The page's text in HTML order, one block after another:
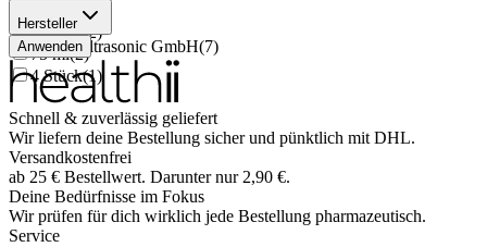
( 2)
2 Stück(2)
75 ml(2)
4 Stück(1)
Hersteller
Emmi Ultrasonic GmbH(7)
Anwenden
Schnell & zuverlässig geliefert
Wir liefern deine Bestellung sicher und pünktlich mit DHL.
Versandkostenfrei
ab 25 € Bestellwert. Darunter nur 2,90 €.
Deine Bedürfnisse im Fokus
Wir prüfen für dich wirklich jede Bestellung pharmazeutisch.
Service